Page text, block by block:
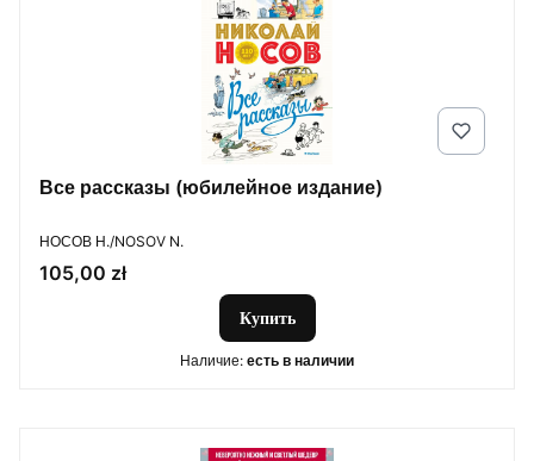
Все рассказы (юбилейное издание)
ПРОИЗВОДИТЕЛЬ
НОСОВ Н./NOSOV N.
Цена
105,00 zł
Купить
Наличие: есть в наличии